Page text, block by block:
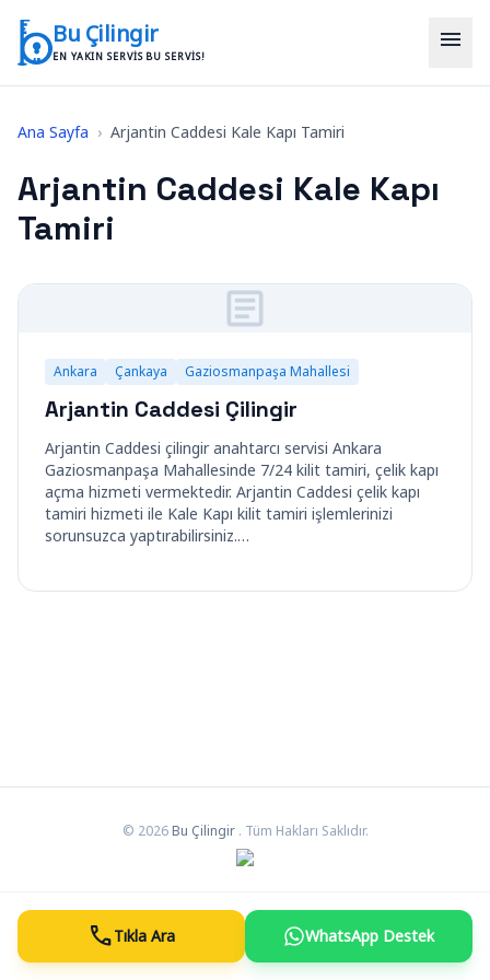
Bu Çilingir
EN YAKIN SERVIS BU SERVIS!
menu
Ana Sayfa › Arjantin Caddesi Kale Kapı Tamiri
Arjantin Caddesi Kale Kapı
Tamiri
Ankara Çankaya Gaziosmanpaşa Mahallesi
Arjantin Caddesi Çilingir
Arjantin Caddesi çilingir anahtarcı servisi Ankara
Gaziosmanpaşa Mahallesinde 7/24 kilit tamiri, çelik kapı
açma hizmeti vermektedir. Arjantin Caddesi çelik kapı
tamiri hizmeti ile Kale Kapı kilit tamiri işlemlerinizi
sorunsuzca yaptırabilirsiniz.…
© 2026 Bu Çilingir . Tüm Hakları Saklıdır.
callTıkla Ara WhatsApp Destek